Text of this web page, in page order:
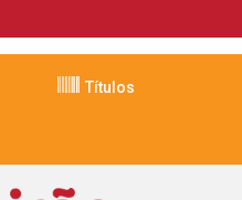
Títulos